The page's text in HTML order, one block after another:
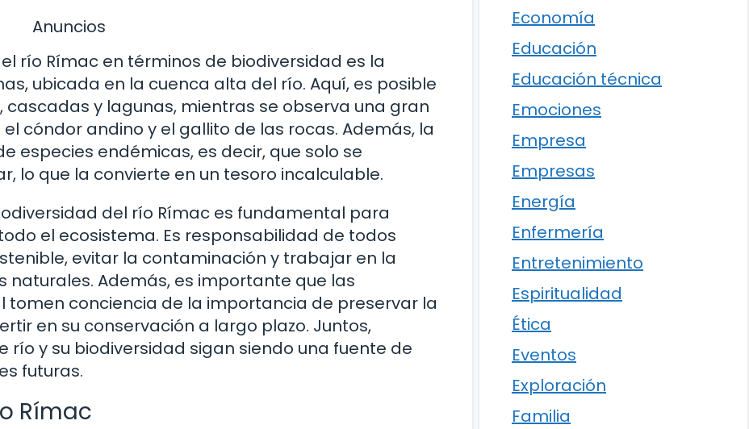
Anuncios
río Rímac en términos de biodiversidad es la
ubicada en la cuenca alta del río. Aquí, es posible
y lagunas, mientras se observa una gran
cóndor andino y el gallito de las rocas. Además, la
especies endémicas, es decir, que solo se
lo que la convierte en un tesoro incalculable.
del río Rímac es fundamental para
el ecosistema. Es responsabilidad de todos
evitar la contaminación y trabajar en la
naturales. Además, es importante que las
conciencia de la importancia de preservar la
en su conservación a largo plazo. Juntos,
y su biodiversidad sigan siendo una fuente de
futuras.
Rímac
Economía
Educación
Educación técnica
Emociones
Empresa
Empresas
Energía
Enfermería
Entretenimiento
Espiritualidad
Ética
Eventos
Exploración
Familia